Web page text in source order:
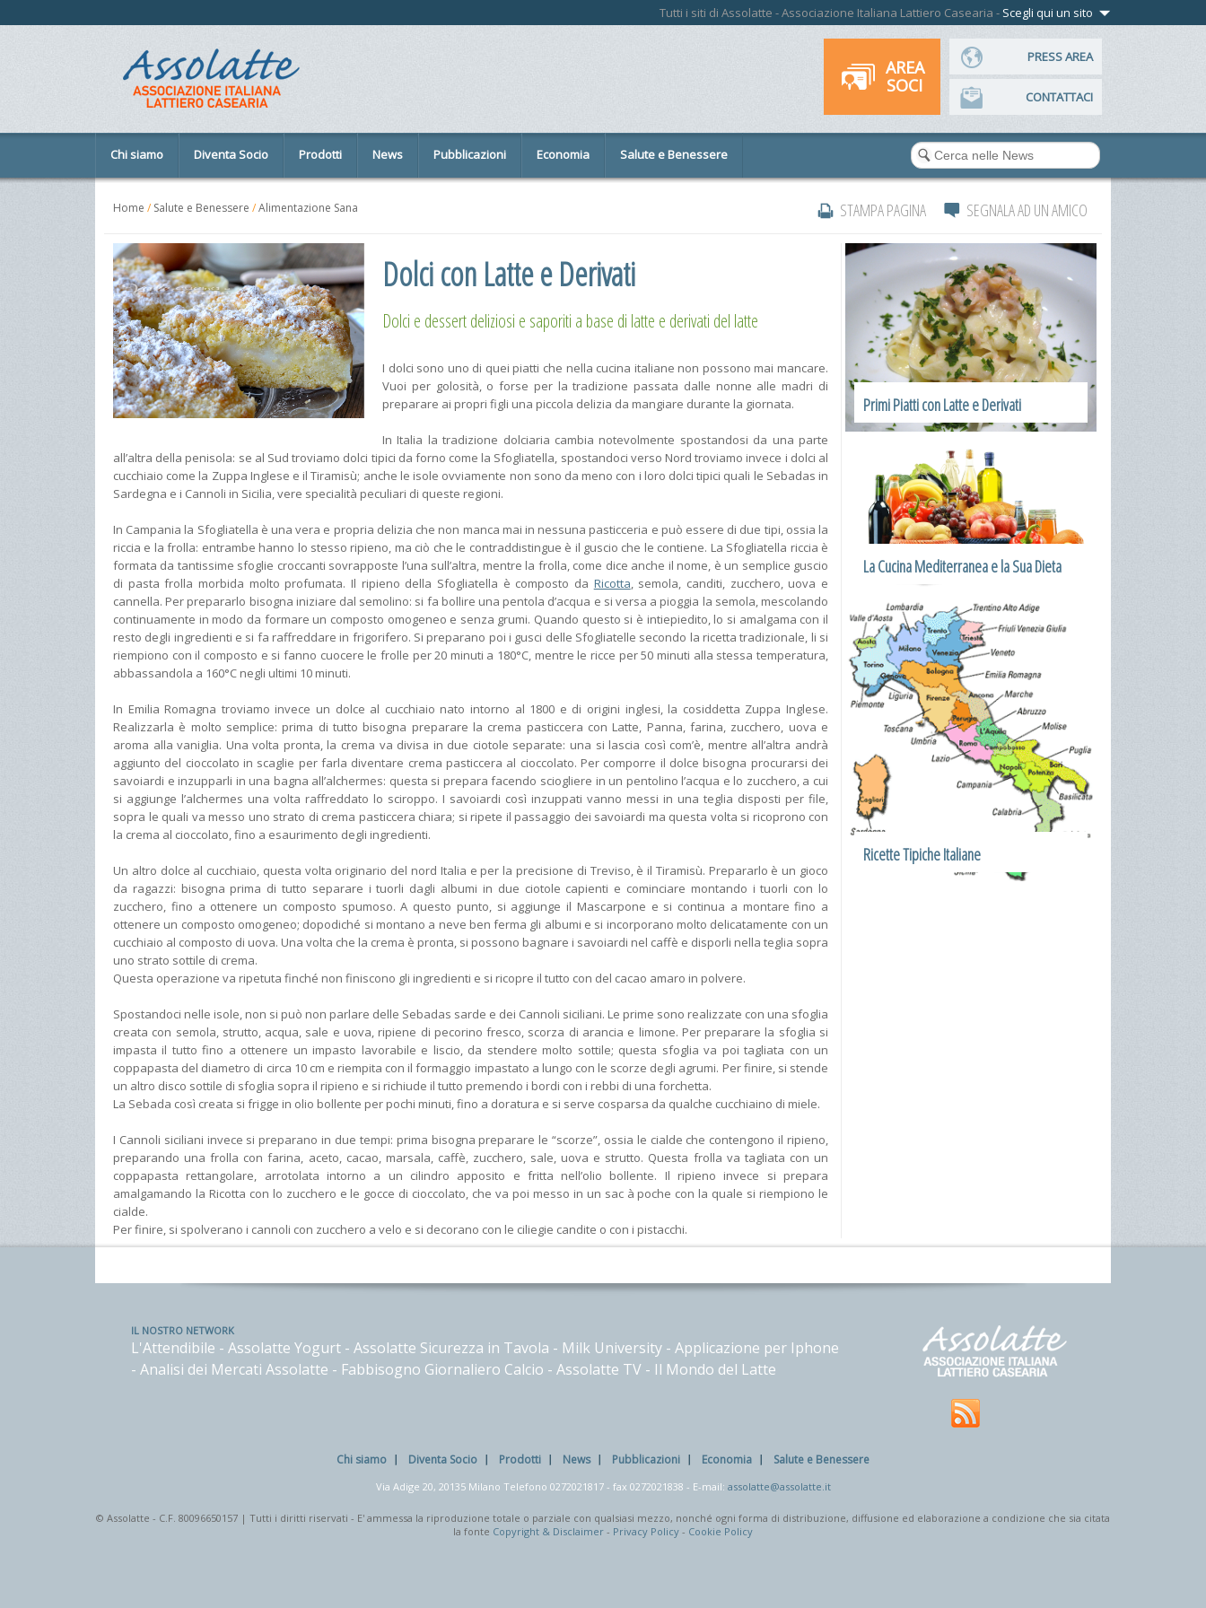
Tutti i siti di Assolatte - Associazione Italiana Lattiero Casearia - Scegli qui un sito
PRESS AREA
CONTATTACI
AREA
SOCI
Chi siamo Diventa Socio Prodotti News Pubblicazioni Economia Salute e Benessere
Home / Salute e Benessere /Alimentazione Sana STAMPA PAGINA SEGNALA AD UN AMICO
Dolci con Latte e Derivati
Dolci e dessert deliziosi e saporiti a base di latte e derivati del latte
I dolci sono uno di quei piatti che nella cucina italiane non possono mai mancare.
Vuoi per golosità, o forse per la tradizione passata dalle nonne alle madri di
preparare ai propri figli una piccola delizia da mangiare durante la giornata.
In Italia la tradizione dolciaria cambia notevolmente spostandosi da una parte
all’altra della penisola: se al Sud troviamo dolci tipici da forno come la Sfogliatella, spostandoci verso Nord troviamo invece i dolci al
cucchiaio come la Zuppa Inglese e il Tiramisù; anche le isole ovviamente non sono da meno con i loro dolci tipici quali le Sebadas in
Sardegna e i Cannoli in Sicilia, vere specialità peculiari di queste regioni.
In Campania la Sfogliatella è una vera e propria delizia che non manca mai in nessuna pasticceria e può essere di due tipi, ossia la
riccia e la frolla: entrambe hanno lo stesso ripieno, ma ciò che le contraddistingue è il guscio che le contiene. La Sfogliatella riccia è
formata da tantissime sfoglie croccanti sovrapposte l’una sull’altra, mentre la frolla, come dice anche il nome, è un semplice guscio
di pasta frolla morbida molto profumata. Il ripieno della Sfogliatella è composto da Ricotta, semola, canditi, zucchero, uova e
cannella. Per prepararlo bisogna iniziare dal semolino: si fa bollire una pentola d’acqua e si versa a pioggia la semola, mescolando
continuamente in modo da formare un composto omogeneo e senza grumi. Quando questo si è intiepiedito, lo si amalgama con il
resto degli ingredienti e si fa raffreddare in frigorifero. Si preparano poi i gusci delle Sfogliatelle secondo la ricetta tradizionale, li si
riempiono con il composto e si fanno cuocere le frolle per 20 minuti a 180°C, mentre le ricce per 50 minuti alla stessa temperatura,
abbassandola a 160°C negli ultimi 10 minuti.
In Emilia Romagna troviamo invece un dolce al cucchiaio nato intorno al 1800 e di origini inglesi, la cosiddetta Zuppa Inglese.
Realizzarla è molto semplice: prima di tutto bisogna preparare la crema pasticcera con Latte, Panna, farina, zucchero, uova e
aroma alla vaniglia. Una volta pronta, la crema va divisa in due ciotole separate: una si lascia così com’è, mentre all’altra andrà
aggiunto del cioccolato in scaglie per farla diventare crema pasticcera al cioccolato. Per comporre il dolce bisogna procurarsi dei
savoiardi e inzupparli in una bagna all’alchermes: questa si prepara facendo sciogliere in un pentolino l’acqua e lo zucchero, a cui
si aggiunge l’alchermes una volta raffreddato lo sciroppo. I savoiardi così inzuppati vanno messi in una teglia disposti per file,
sopra le quali va messo uno strato di crema pasticcera chiara; si ripete il passaggio dei savoiardi ma questa volta si ricoprono con
la crema al cioccolato, fino a esaurimento degli ingredienti.
Un altro dolce al cucchiaio, questa volta originario del nord Italia e per la precisione di Treviso, è il Tiramisù. Prepararlo è un gioco
da ragazzi: bisogna prima di tutto separare i tuorli dagli albumi in due ciotole capienti e cominciare montando i tuorli con lo
zucchero, fino a ottenere un composto spumoso. A questo punto, si aggiunge il Mascarpone e si continua a montare fino a
ottenere un composto omogeneo; dopodiché si montano a neve ben ferma gli albumi e si incorporano molto delicatamente con un
cucchiaio al composto di uova. Una volta che la crema è pronta, si possono bagnare i savoiardi nel caffè e disporli nella teglia sopra
uno strato sottile di crema.
Questa operazione va ripetuta finché non finiscono gli ingredienti e si ricopre il tutto con del cacao amaro in polvere.
Spostandoci nelle isole, non si può non parlare delle Sebadas sarde e dei Cannoli siciliani. Le prime sono realizzate con una sfoglia
creata con semola, strutto, acqua, sale e uova, ripiene di pecorino fresco, scorza di arancia e limone. Per preparare la sfoglia si
impasta il tutto fino a ottenere un impasto lavorabile e liscio, da stendere molto sottile; questa sfoglia va poi tagliata con un
coppapasta del diametro di circa 10 cm e riempita con il formaggio impastato a lungo con le scorze degli agrumi. Per finire, si stende
un altro disco sottile di sfoglia sopra il ripieno e si richiude il tutto premendo i bordi con i rebbi di una forchetta.
La Sebada così creata si frigge in olio bollente per pochi minuti, fino a doratura e si serve cosparsa da qualche cucchiaino di miele.
I Cannoli siciliani invece si preparano in due tempi: prima bisogna preparare le “scorze”, ossia le cialde che contengono il ripieno,
preparando una frolla con farina, aceto, cacao, marsala, caffè, zucchero, sale, uova e strutto. Questa frolla va tagliata con un
coppapasta rettangolare, arrotolata intorno a un cilindro apposito e fritta nell’olio bollente. Il ripieno invece si prepara
amalgamando la Ricotta con lo zucchero e le gocce di cioccolato, che va poi messo in un sac à poche con la quale si riempiono le
cialde.
Per finire, si spolverano i cannoli con zucchero a velo e si decorano con le ciliegie candite o con i pistacchi.
Primi Piatti con Latte e Derivati
La Cucina Mediterranea e la Sua Dieta
Ricette Tipiche Italiane
IL NOSTRO NETWORK
L'Attendibile - Assolatte Yogurt - Assolatte Sicurezza in Tavola - Milk University - Applicazione per Iphone
- Analisi dei Mercati Assolatte - Fabbisogno Giornaliero Calcio - Assolatte TV - Il Mondo del Latte
Chi siamo Diventa Socio Prodotti News Pubblicazioni Economia Salute e Benessere
Via Adige 20, 20135 Milano Telefono 0272021817- fax 0272021838 - E-mail: assolatte@assolatte.it
© Assolatte - C.F. 80096650157 | Tutti i diritti riservati - E' ammessa la riproduzione totale o parziale con qualsiasi mezzo, nonché ogni forma di distribuzione, diffusione ed elaborazione a condizione che sia citata
la fonte Copyright & Disclaimer - Privacy Policy - Cookie Policy